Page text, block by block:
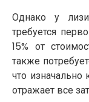
Однако у
требуется
15% от
также
что
отражает все